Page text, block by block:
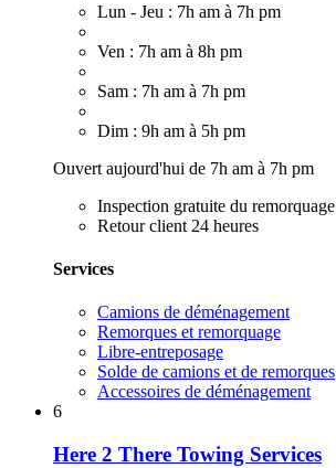
Lun - Jeu : 7h am à 7h pm
Ven : 7h am à 8h pm
Sam : 7h am à 7h pm
Dim : 9h am à 5h pm
Ouvert aujourd'hui de 7h am à 7h pm
Inspection gratuite du remorquage
Retour client 24 heures
Services
Camions de déménagement
Remorques et remorquage
Libre-entreposage
Solde de camions et de remorques
Accessoires de déménagement
6
Here 2 There Towing Services